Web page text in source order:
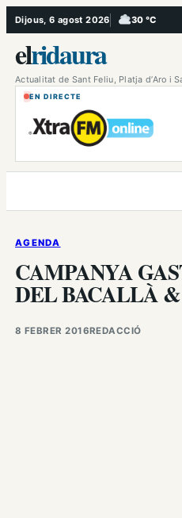
Vés
al
contingut
Dijous, 6 agost 2026 30 °C
, Ennuvolat
elridaura
Actualitat de Sant Feliu, Platja d’Aro i
EN DIRECTE
AGENDA
CAMPANYA
DEL BACALLÀ
8 FEBRER 2016REDACCIÓ